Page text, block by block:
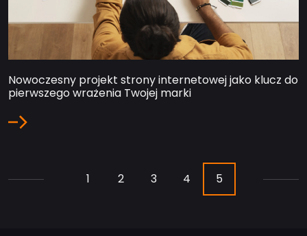
Nowoczesny projekt strony internetowej jako klucz do
pierwszego wrażenia Twojej marki
1 2 3 4 5